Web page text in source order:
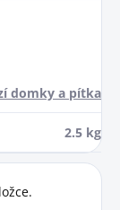
domky a pítka
2.5 kg